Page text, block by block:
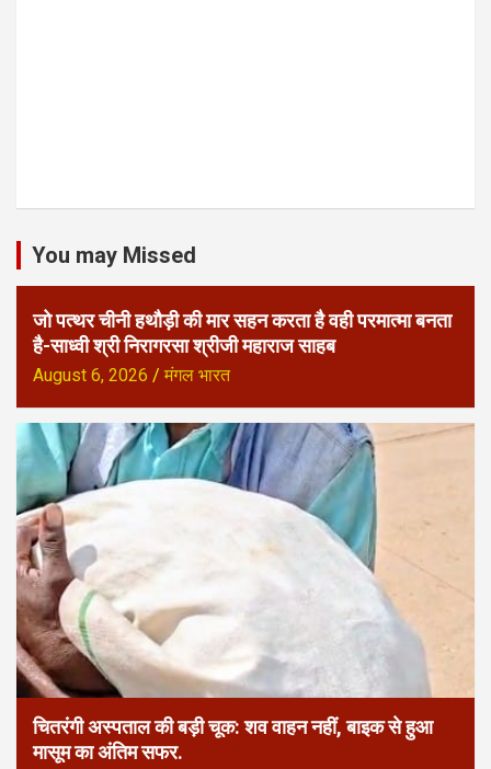
You may Missed
जो पत्थर चीनी हथौड़ी की मार सहन करता है वही परमात्मा बनता
है-साध्वी श्री निरागरसा श्रीजी महाराज साहब
August 6, 2026 मंगल भारत
चितरंगी अस्पताल की बड़ी चूक: शव वाहन नहीं, बाइक से हुआ
मासूम का अंतिम सफर.